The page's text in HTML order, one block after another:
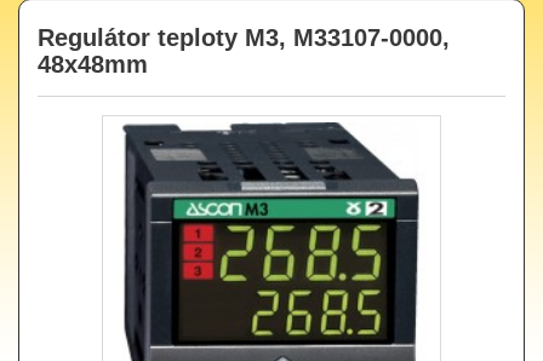
Regulátor teploty M3, M33107-0000,
48x48mm